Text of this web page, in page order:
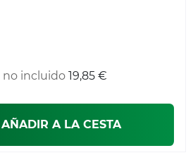
no incluido 19,85 €
AÑADIR A LA CESTA